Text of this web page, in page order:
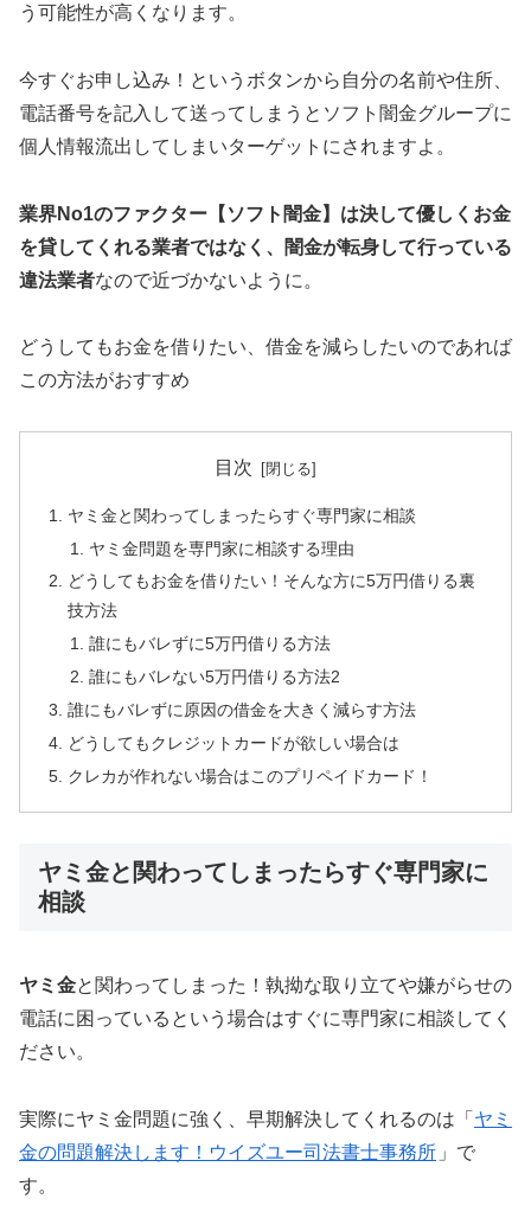
う可能性が高くなります。
今すぐお申し込み！というボタンから自分の名前や住所、
電話番号を記入して送ってしまうとソフト闇金グループに
個人情報流出してしまいターゲットにされますよ。
業界No1のファクター【ソフト闇金】は決して優しくお金
を貸してくれる業者ではなく、闇金が転身して行っている
違法業者なので近づかないように。
どうしてもお金を借りたい、借金を減らしたいのであれば
この方法がおすすめ
目次
ヤミ金と関わってしまったらすぐ専門家に相談
ヤミ金問題を専門家に相談する理由
どうしてもお金を借りたい！そんな方に5万円借りる裏
技方法
誰にもバレずに5万円借りる方法
誰にもバレない5万円借りる方法2
誰にもバレずに原因の借金を大きく減らす方法
どうしてもクレジットカードが欲しい場合は
クレカが作れない場合はこのプリペイドカード！
ヤミ金と関わってしまったらすぐ専門家に
相談
ヤミ金と関わってしまった！執拗な取り立てや嫌がらせの
電話に困っているという場合はすぐに専門家に相談してく
ださい。
実際にヤミ金問題に強く、早期解決してくれるのは「 ヤミ
金の問題解決します！ウイズユー司法書士事務所 」で
す。